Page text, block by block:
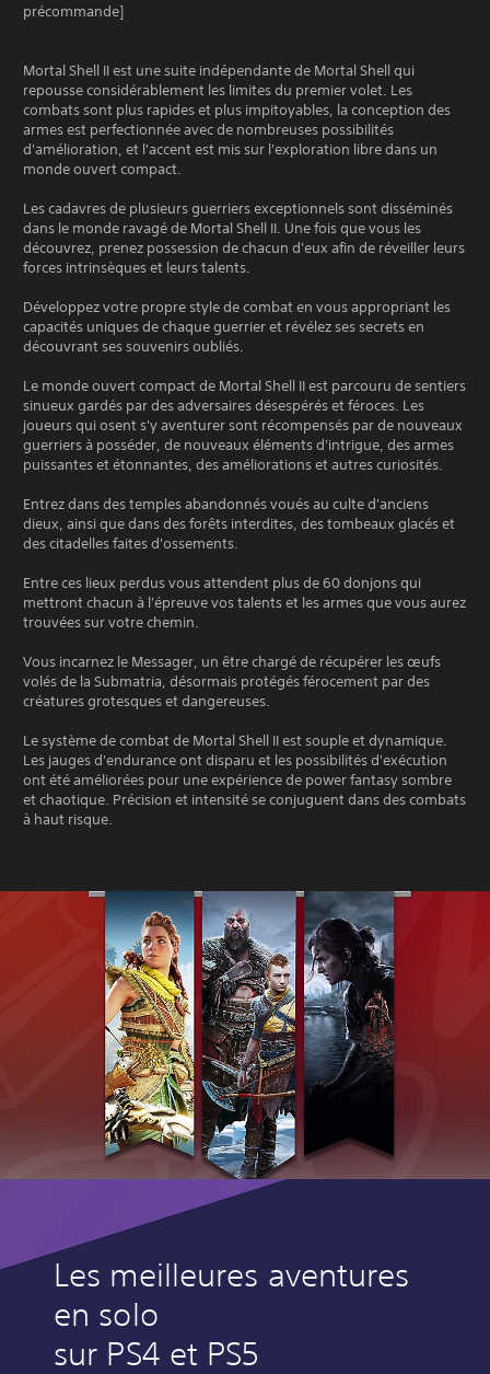
précommande]
Mortal Shell II est une suite indépendante de Mortal Shell qui
repousse considérablement les limites du premier volet. Les
combats sont plus rapides et plus impitoyables, la conception des
armes est perfectionnée avec de nombreuses possibilités
d'amélioration, et l'accent est mis sur l'exploration libre dans un
monde ouvert compact.
Les cadavres de plusieurs guerriers exceptionnels sont disséminés
dans le monde ravagé de Mortal Shell II. Une fois que vous les
découvrez, prenez possession de chacun d'eux afin de réveiller leurs
forces intrinsèques et leurs talents.
Développez votre propre style de combat en vous appropriant les
capacités uniques de chaque guerrier et révélez ses secrets en
découvrant ses souvenirs oubliés.
Le monde ouvert compact de Mortal Shell II est parcouru de sentiers
sinueux gardés par des adversaires désespérés et féroces. Les
joueurs qui osent s'y aventurer sont récompensés par de nouveaux
guerriers à posséder, de nouveaux éléments d'intrigue, des armes
puissantes et étonnantes, des améliorations et autres curiosités.
Entrez dans des temples abandonnés voués au culte d'anciens
dieux, ainsi que dans des forêts interdites, des tombeaux glacés et
des citadelles faites d'ossements.
Entre ces lieux perdus vous attendent plus de 60 donjons qui
mettront chacun à l'épreuve vos talents et les armes que vous aurez
trouvées sur votre chemin.
Vous incarnez le Messager, un être chargé de récupérer les œufs
volés de la Submatria, désormais protégés férocement par des
créatures grotesques et dangereuses.
Le système de combat de Mortal Shell II est souple et dynamique.
Les jauges d'endurance ont disparu et les possibilités d'exécution
ont été améliorées pour une expérience de power fantasy sombre
et chaotique. Précision et intensité se conjuguent dans des combats
à haut risque.
Les meilleures aventures
en solo
sur PS4 et PS5